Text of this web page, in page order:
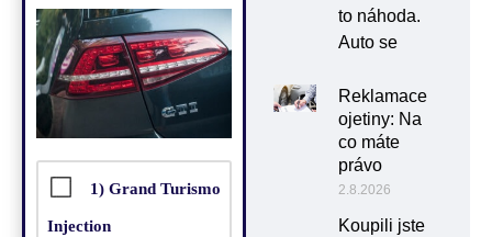
1) Grand Turismo
Injection
to náhoda.
Auto se
Reklamace
ojetiny: Na
co máte
právo
2.8.2026
Koupili jste